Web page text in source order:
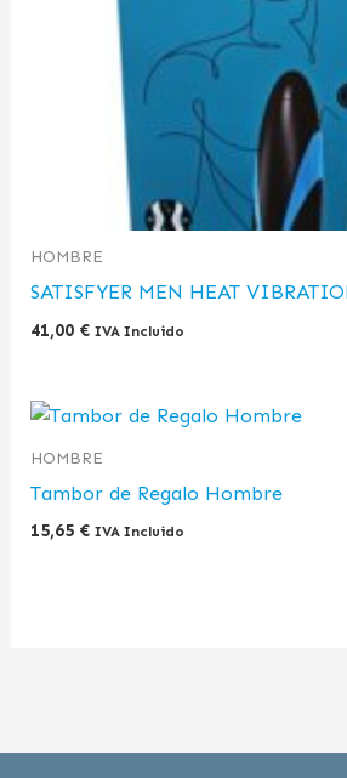
HOMBRE
SATISFYER MEN HEAT
41,00 € IVA Incluido
HOMBRE
Tambor de Regalo Hombre
15,65 € IVA Incluido